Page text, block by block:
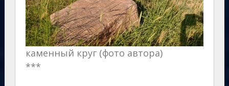
каменный круг (фото автора)
***